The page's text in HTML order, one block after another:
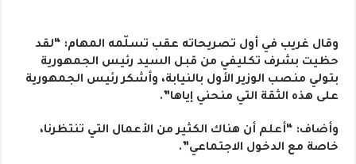
وقال غريب في أول تصريحاته عقب تسلّمه المهام: “لقد
حظيت بشرف تكليفي من قبل السيد رئيس الجمهورية
بتولي منصب الوزير الأول بالنيابة، وأشكر رئيس الجمهورية
على هذه الثقة التي منحني إياها”.
وأضاف: “أعلم أن هناك الكثير من الأعمال التي تنتظرنا،
خاصة مع الدخول الاجتماعي”.